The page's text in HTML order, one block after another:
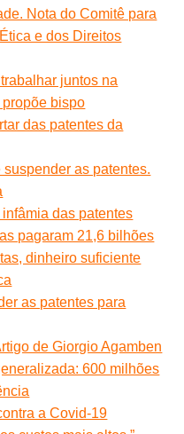
Nota do Comitê para
e dos Direitos
juntos na
bispo
das patentes da
as patentes.
das patentes
pagaram 21,6 bilhões
dinheiro suficiente
as patentes para
de Giorgio Agamben
600 milhões
a Covid-19